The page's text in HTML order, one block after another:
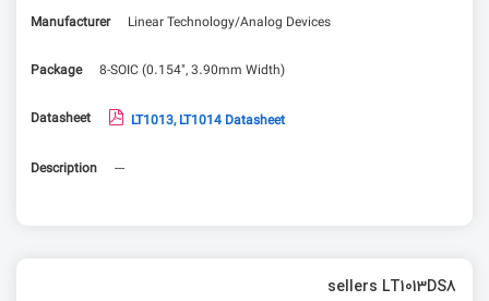
Manufacturer
Linear Technology/Analog Devices
Package 8-SOIC (0.154", 3.90mm Width)
Datasheet LT1013, LT1014 Datasheet
Description ---
sellers LT1013DS8